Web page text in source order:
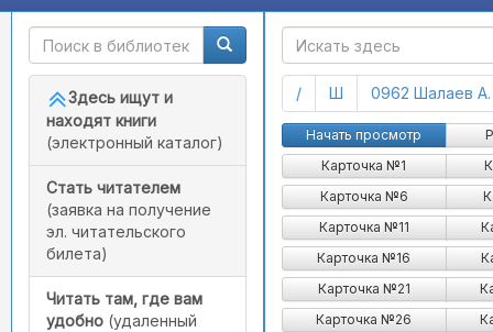
Здесь ищут и
находят книги
(электронный каталог)
Стать читателем
(заявка на получение
эл. читательского
билета)
Читать там, где вам
удобно (удаленный
/(current)
Ш (current)
0962 Шалаев
Начать просмотр
Карточка №1
Карточка №6
Карточка №11
Карточка №16
Карточка №21
Карточка №26